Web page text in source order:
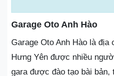
Garage Oto Anh Hào
Garage Oto Anh Hào là địa
Hưng Yên được nhiều
gara được đào tạo bài